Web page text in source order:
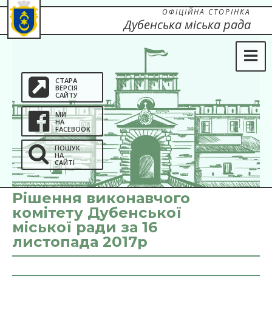
СТАРА
ВЕРСІЯ
САЙТУ
МИ
НА
FACEBOOK
ПОШУК
НА
САЙТІ
ОФІЦІЙНА СТОРІНКА
Дубенська міська рада
Рішення виконавчого
комітету Дубенської
міської ради за 16
листопада 2017р